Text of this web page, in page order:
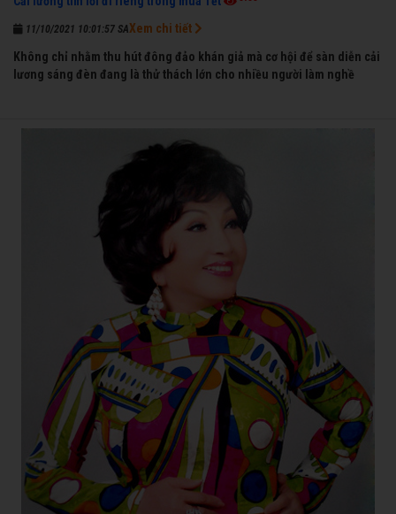
11/10/2021 10:01:57 SA
Không chỉ nhằm thu hút đông đảo khán giả mà cơ hội để sàn diễn cải
lương sáng đèn đang là thử thách lớn cho nhiều người làm nghề
Xem chi tiết